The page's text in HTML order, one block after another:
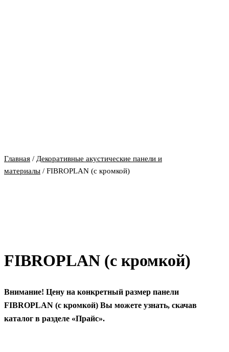
Главная / Декоративные акустические панели и
материалы / FIBROPLAN (с кромкой)
FIBROPLAN (с кромкой)
Внимание! Цену на конкретный размер панели
FIBROPLAN (с кромкой) Вы можете узнать, скачав
каталог в разделе «Прайс».